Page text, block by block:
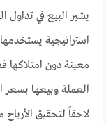
يشير البيع في تداول
استراتيجية
معينة دون امتلاكها
العملة وبيعها
لاحقاً لتحقيق